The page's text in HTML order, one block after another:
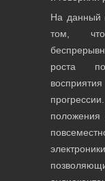
На данный
том, что
роста